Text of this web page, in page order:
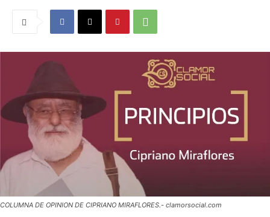
COLUMNA DE OPINION DE CIPRIANO MIRAFLORES.- clamorsocial.com